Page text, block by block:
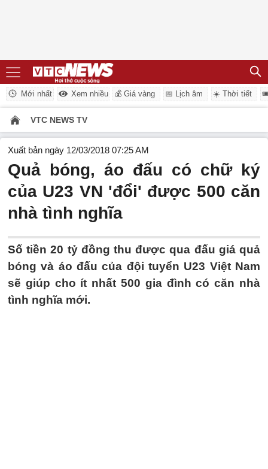
Mới nhất Xem nhiều 💰 Giá vàng 📅 Lịch âm ☀️ Thời tiết
VTC NEWS TV
Xuất bản ngày 12/03/2018 07:25 AM
Quả bóng, áo đấu có chữ ký
của U23 VN 'đổi' được 500 căn
nhà tình nghĩa
Số tiền 20 tỷ đồng thu được qua đấu giá quả
bóng và áo đấu của đội tuyển U23 Việt Nam
sẽ giúp cho ít nhất 500 gia đình có căn nhà
tình nghĩa mới.